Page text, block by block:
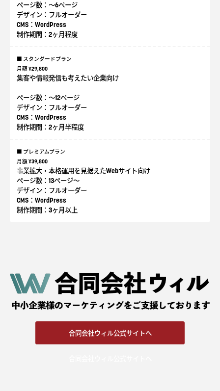
ページ数：〜6ページ
デザイン：フルオーダー
CMS：WordPress
制作期間：2ヶ月程度
■ スタンダードプラン
月額 ¥29,800
集客や情報発信も考えたい企業向け
ページ数：〜12ページ
デザイン：フルオーダー
CMS：WordPress
制作期間：2ヶ月半程度
■ プレミアムプラン
月額 ¥39,800
事業拡大・本格運用を見据えたWebサイト向け
ページ数：13ページ〜
デザイン：フルオーダー
CMS：WordPress
制作期間：3ヶ月以上
合同会社ウィル公式サイトへ